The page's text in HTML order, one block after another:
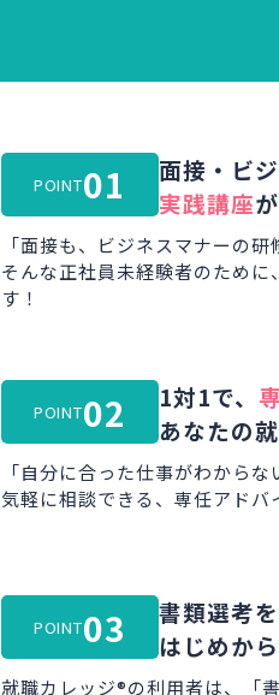
POINT01
面接・ビ
実践講座
「面接も、ビジネスマナーの研
そんな正社員未経験者のため
す！
POINT02 1対1で、
あなたの
「自分に合った仕事がわからな
気軽に相談できる、専任アドバ
POINT03 書類選考を
はじめか
就職カレッジ®の利用者は、「